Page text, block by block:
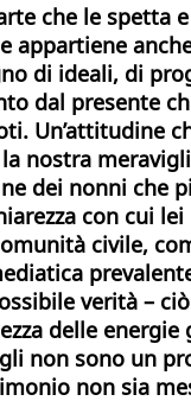
che le
appartiene
di ideali, di
dal presente
Un’attitudine
nostra
dei nonni che
con cui lei
civile,
verità –
delle
non sono un
non sia